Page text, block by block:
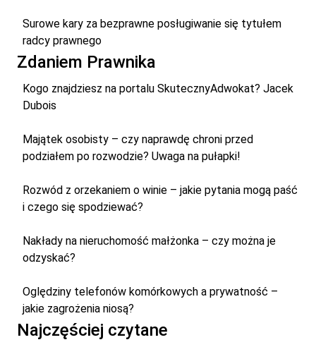
Surowe kary za bezprawne posługiwanie się tytułem
radcy prawnego
Zdaniem Prawnika
Kogo znajdziesz na portalu SkutecznyAdwokat? Jacek
Dubois
Majątek osobisty – czy naprawdę chroni przed
podziałem po rozwodzie? Uwaga na pułapki!
Rozwód z orzekaniem o winie – jakie pytania mogą paść
i czego się spodziewać?
Nakłady na nieruchomość małżonka – czy można je
odzyskać?
Oględziny telefonów komórkowych a prywatność –
jakie zagrożenia niosą?
Najczęściej czytane